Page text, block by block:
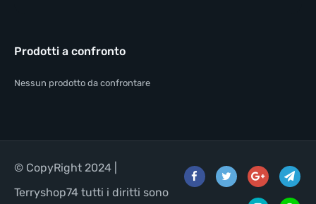
Prodotti a confronto
Nessun prodotto da confrontare
© CopyRight 2024 |
Terryshop74 tutti i diritti sono